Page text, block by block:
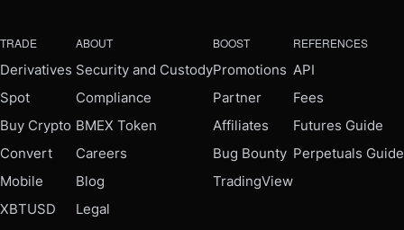
TRADE
Derivatives
Spot
Buy Crypto
Convert
Mobile
XBTUSD
ABOUT
Security and Custody
Compliance
BMEX Token
Careers
Blog
Legal
BOOST
Promotions
Partner
Affiliates
Bug Bounty
TradingView
REFERENCES
API
Fees
Futures Guide
Perpetuals Guide